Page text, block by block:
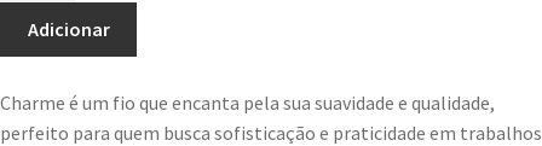
Adicionar
Charme é um fio que encanta pela sua suavidade e qualidade,
perfeito para quem busca sofisticação e praticidade em trabalhos